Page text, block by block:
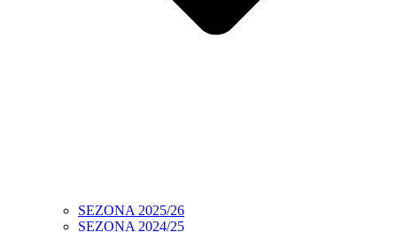
SEZONA 2025/26
SEZONA 2024/25